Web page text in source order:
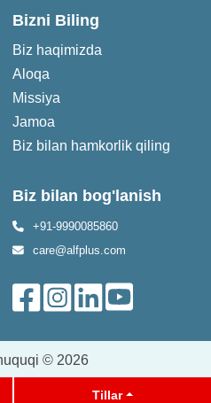
Bizni Biling
Biz haqimizda
Aloqa
Missiya
Jamoa
Biz bilan hamkorlik qiling
Biz bilan bog'lanish
+91-9990085860
care@alfplus.com
© 2026
Tillar